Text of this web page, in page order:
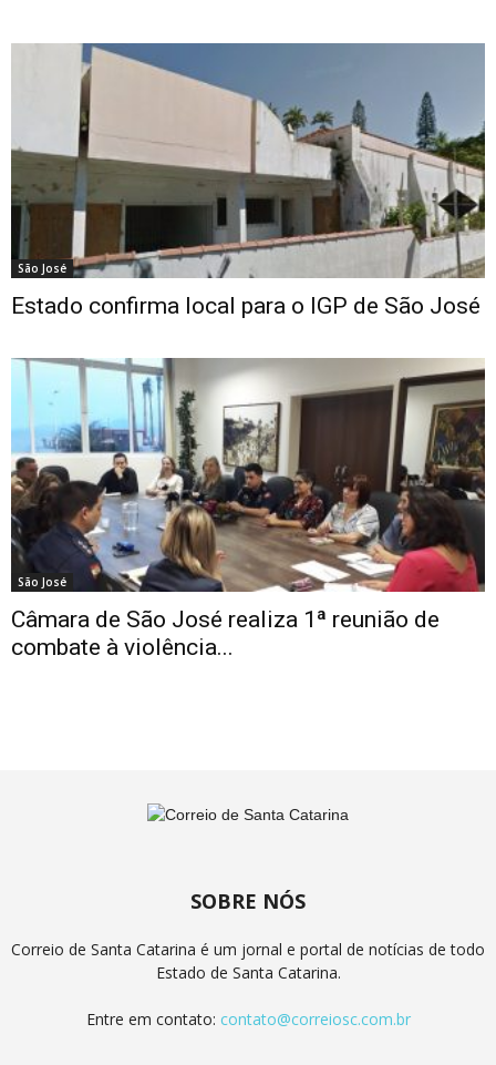
São José
Estado confirma local para o IGP de São José
São José
Câmara de São José realiza 1ª reunião de
combate à violência...
SOBRE NÓS
Correio de Santa Catarina é um jornal e portal de notícias de todo
Estado de Santa Catarina.
Entre em contato: contato@correiosc.com.br